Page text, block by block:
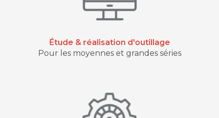
Étude & réalisation d'outillage
Pour les moyennes et grandes séries